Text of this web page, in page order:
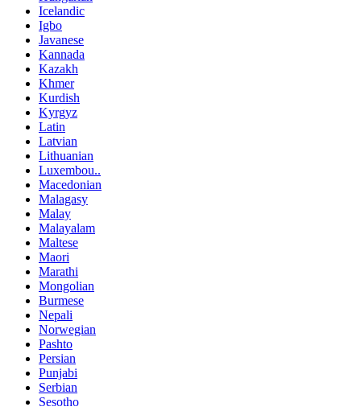
Icelandic
Igbo
Javanese
Kannada
Kazakh
Khmer
Kurdish
Kyrgyz
Latin
Latvian
Lithuanian
Luxembou..
Macedonian
Malagasy
Malay
Malayalam
Maltese
Maori
Marathi
Mongolian
Burmese
Nepali
Norwegian
Pashto
Persian
Punjabi
Serbian
Sesotho